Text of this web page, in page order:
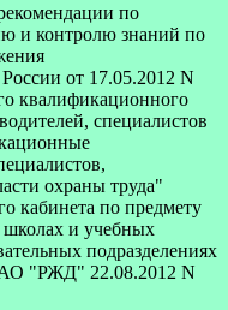
по
и контролю знаний по
от 17.05.2012 N
квалификационного
специалистов
охраны труда"
кабинета по предмету
школах и учебных
подразделениях
"РЖД" 22.08.2012 N